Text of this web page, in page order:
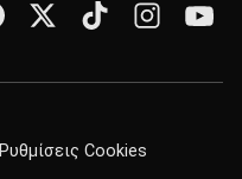
Ρυθμίσεις Cookies